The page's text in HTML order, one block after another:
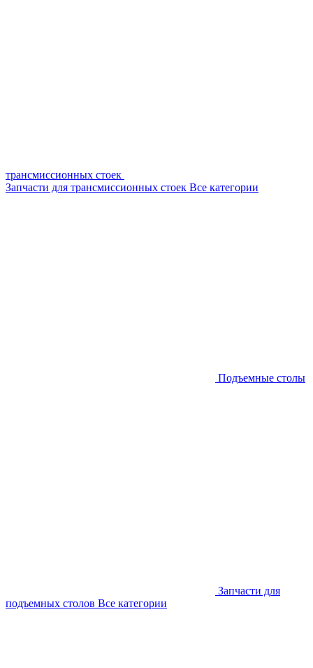
трансмиссионных стоек
Запчасти для трансмиссионных стоек Все категории
Подъемные столы
Запчасти для
подъемных столов Все категории